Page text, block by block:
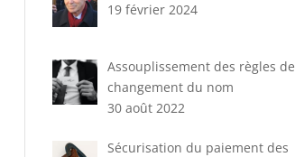
19 février 2024
Assouplissement des règles de
changement du nom
30 août 2022
Sécurisation du paiement des